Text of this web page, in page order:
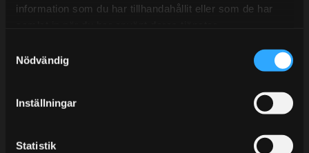
information som du har tillhandahållit eller som de har
Nödvändig
Inställningar
Statistik
KUNSKAPSCENTER
KUNDTJÄNST